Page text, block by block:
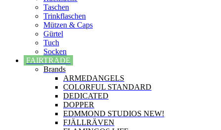
Taschen
Trinkflaschen
Mützen & Caps
Gürtel
Tuch
Socken
FAIRTRADE
Brands
ARMEDANGELS
COLORFUL STANDARD
DEDICATED
DOPPER
EDMMOND STUDIOS NEW!
FJÄLLRÄVEN